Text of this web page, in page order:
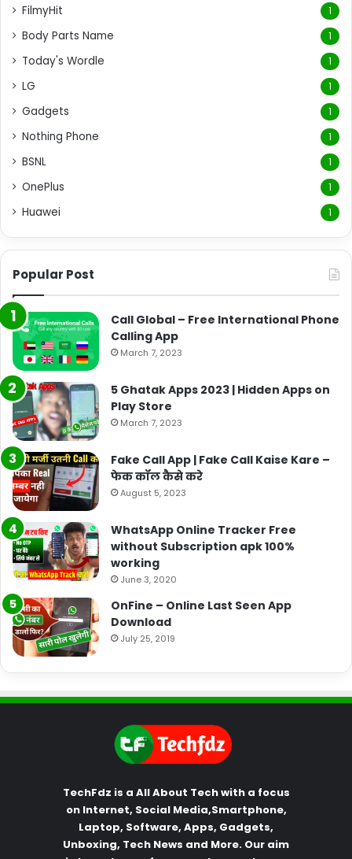
FilmyHit 1
Body Parts Name 1
Today's Wordle 1
LG 1
Gadgets 1
Nothing Phone 1
BSNL 1
OnePlus 1
Huawei 1
Popular Post
Call Global – Free International Phone
Calling App
March 7, 2023
5 Ghatak Apps 2023 | Hidden Apps on
Play Store
March 7, 2023
Fake Call App | Fake Call Kaise Kare –
फेक कॉल कैसे करे
August 5, 2023
WhatsApp Online Tracker Free
without Subscription apk 100%
working
June 3, 2020
OnFine – Online Last Seen App
Download
July 25, 2019
TechFdz is a All About Tech with a focus
on Internet, Social Media,Smartphone,
Laptop, Software, Apps, Gadgets,
Unboxing, Tech News and More. Our aim